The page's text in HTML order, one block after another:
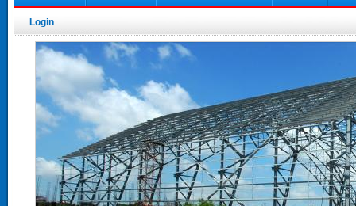
Login